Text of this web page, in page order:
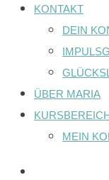
KONTAKT
DEIN
ÜBER MARIA
MEIN